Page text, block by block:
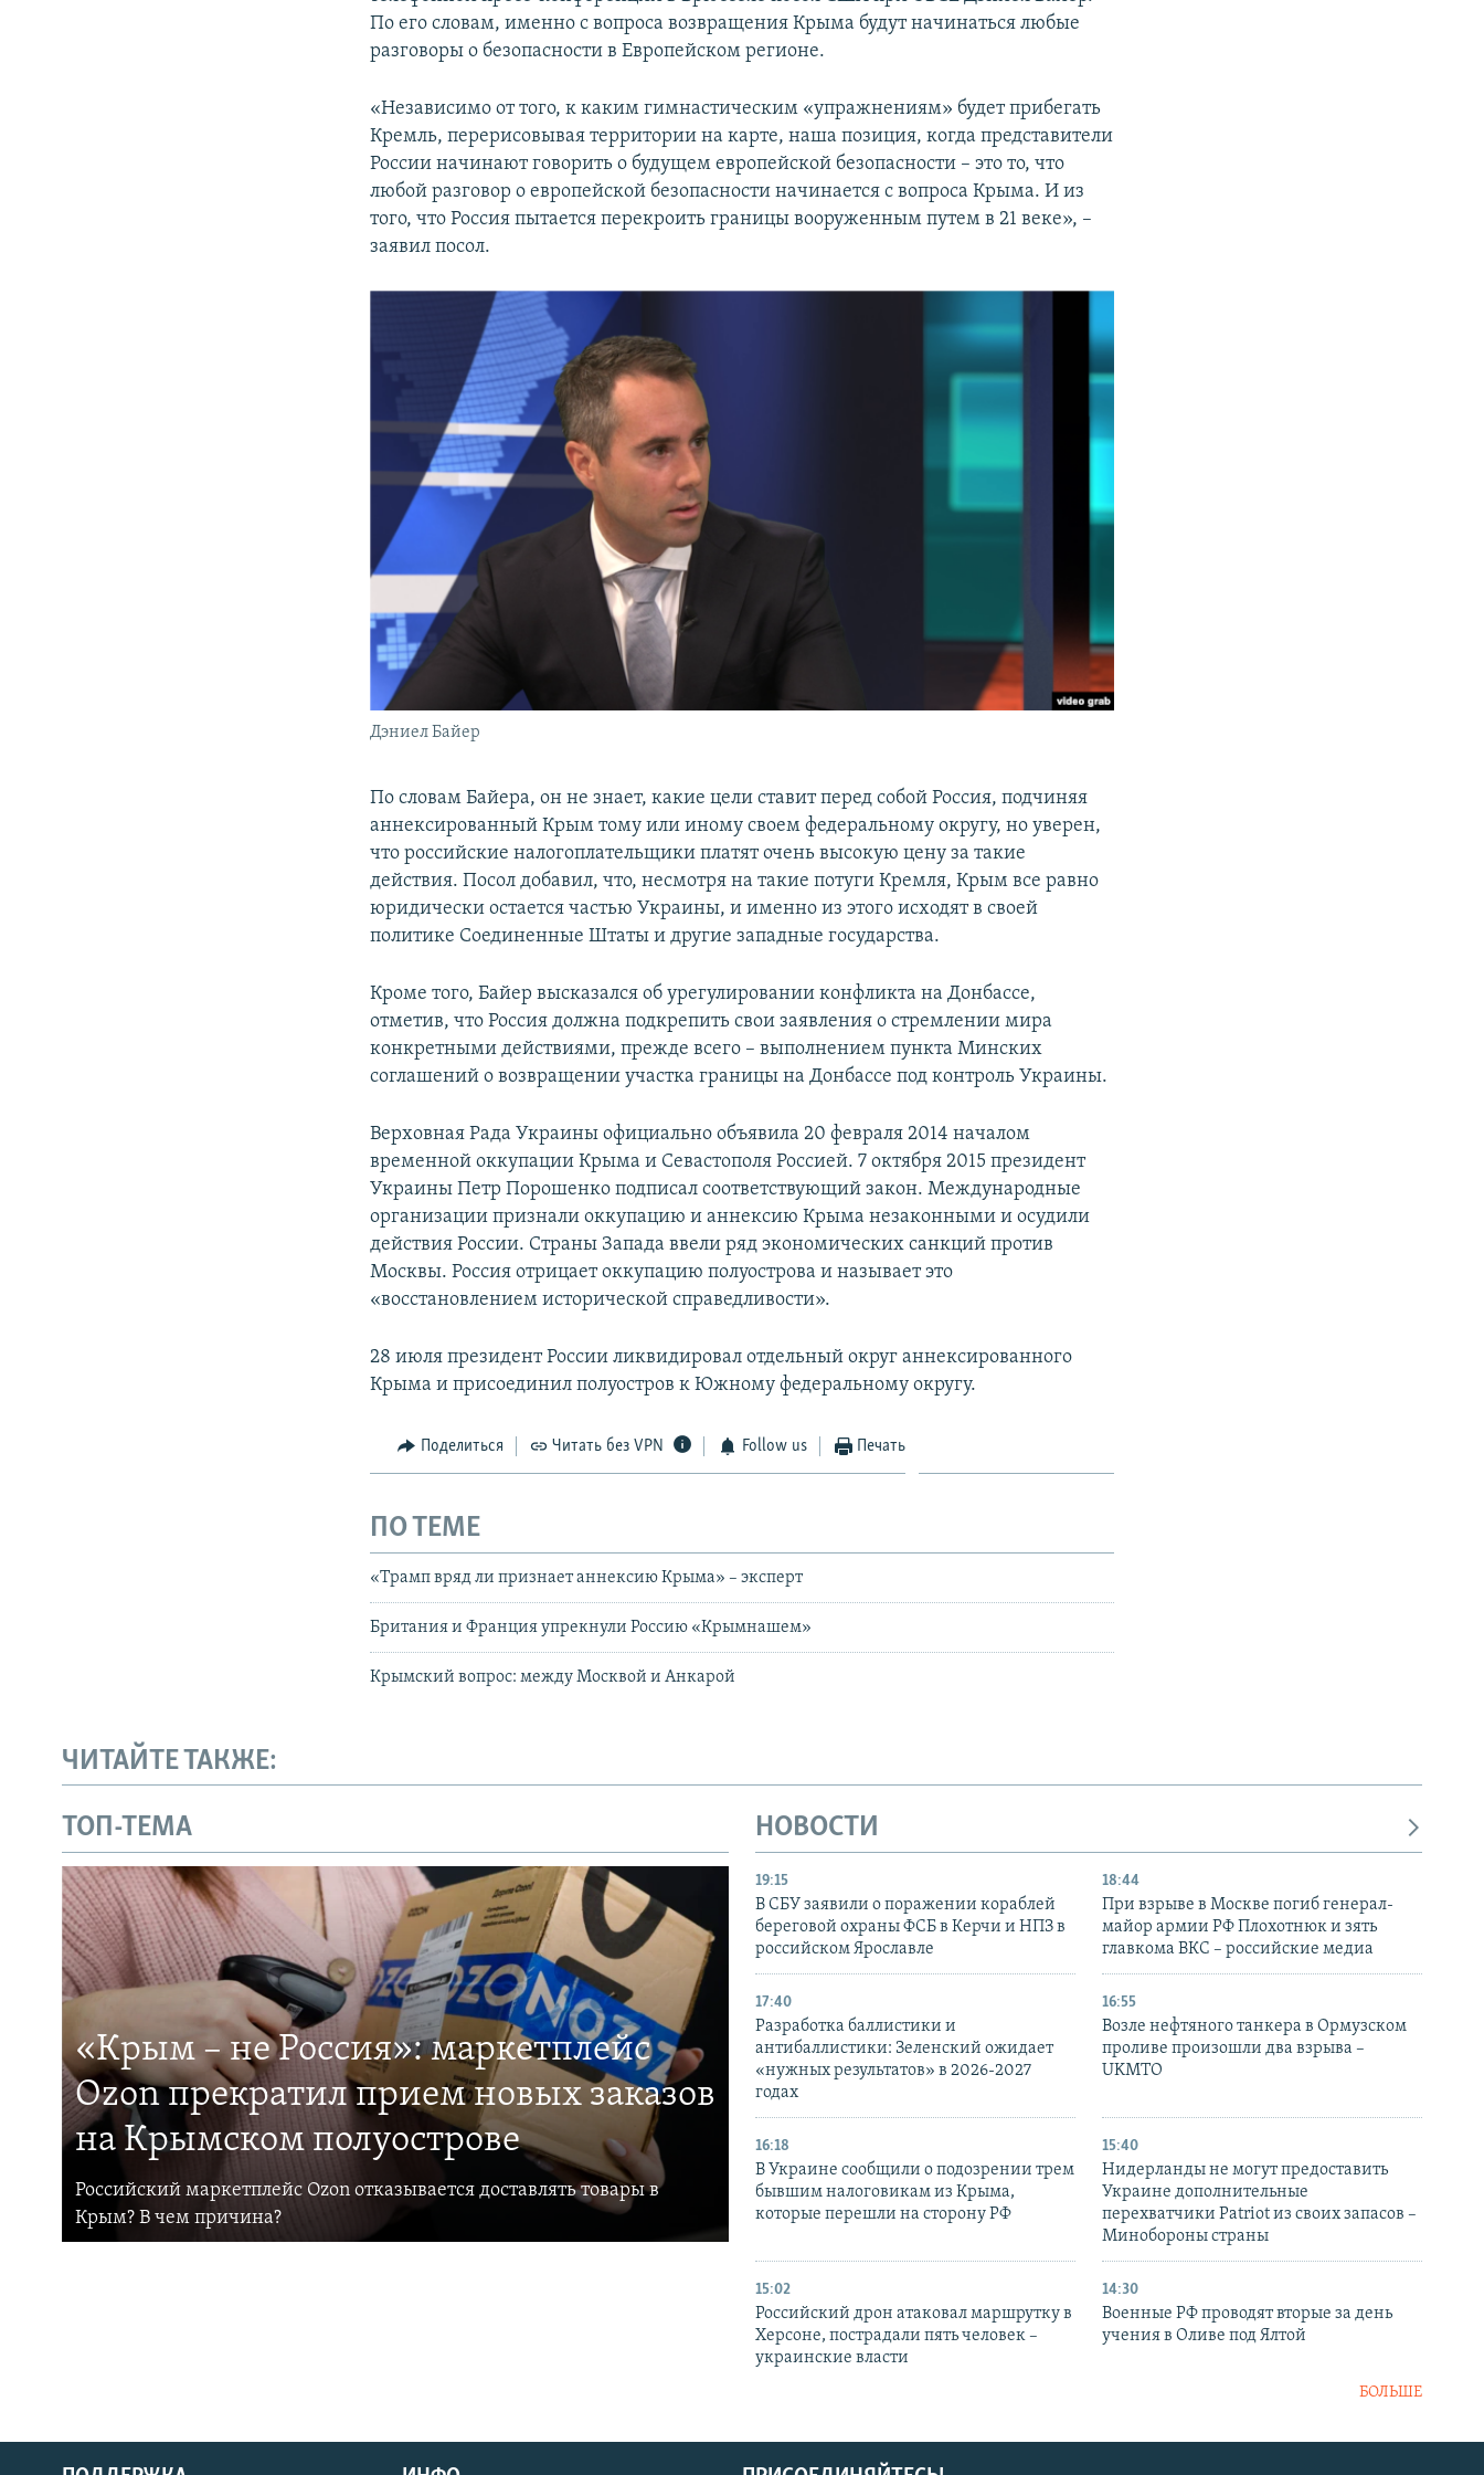
По его словам, именно с вопроса возвращения Крыма будут начинаться любые
разговоры о безопасности в Европейском регионе.
«Независимо от того, к каким гимнастическим «упражнениям» будет прибегать
Кремль, перерисовывая территории на карте, наша позиция, когда представители
России начинают говорить о будущем европейской безопасности – это то, что
любой разговор о европейской безопасности начинается с вопроса Крыма. И из
того, что Россия пытается перекроить границы вооруженным путем в 21 веке», –
заявил посол.
Дэниел Байер
По словам Байера, он не знает, какие цели ставит перед собой Россия, подчиняя
аннексированный Крым тому или иному своем федеральному округу, но уверен,
что российские налогоплательщики платят очень высокую цену за такие
действия. Посол добавил, что, несмотря на такие потуги Кремля, Крым все равно
юридически остается частью Украины, и именно из этого исходят в своей
политике Соединенные Штаты и другие западные государства.
Кроме того, Байер высказался об урегулировании конфликта на Донбассе,
отметив, что Россия должна подкрепить свои заявления о стремлении мира
конкретными действиями, прежде всего – выполнением пункта Минских
соглашений о возвращении участка границы на Донбассе под контроль Украины.
Верховная Рада Украины официально объявила 20 февраля 2014 началом
временной оккупации Крыма и Севастополя Россией. 7 октября 2015 президент
Украины Петр Порошенко подписал соответствующий закон. Международные
организации признали оккупацию и аннексию Крыма незаконными и осудили
действия России. Страны Запада ввели ряд экономических санкций против
Москвы. Россия отрицает оккупацию полуострова и называет это
«восстановлением исторической справедливости».
28 июля президент России ликвидировал отдельный округ аннексированного
Крыма и присоединил полуостров к Южному федеральному округу.
Поделиться Читать без VPN Follow us Печать
ПО ТЕМЕ
«Трамп вряд ли признает аннексию Крыма» – эксперт
Британия и Франция упрекнули Россию «Крымнашем»
Крымский вопрос: между Москвой и Анкарой
ЧИТАЙТЕ ТАКЖЕ:
ТОП-ТЕМА
«Крым – не Россия»: маркетплейс
Ozon прекратил прием новых заказов
на Крымском полуострове
Российский маркетплейс Ozon отказывается доставлять товары в
Крым? В чем причина?
НОВОСТИ
19:15
В СБУ заявили о поражении кораблей
береговой охраны ФСБ в Керчи и НПЗ в
российском Ярославле
18:44
При взрыве в Москве погиб генерал-
майор армии РФ Плохотнюк и зять
главкома ВКС – российские медиа
17:40
Разработка баллистики и
антибаллистики: Зеленский ожидает
«нужных результатов» в 2026-2027
годах
16:55
Возле нефтяного танкера в Ормузском
проливе произошли два взрыва –
UKMTO
16:18
В Украине сообщили о подозрении трем
бывшим налоговикам из Крыма,
которые перешли на сторону РФ
15:40
Нидерланды не могут предоставить
Украине дополнительные
перехватчики Patriot из своих запасов –
Минобороны страны
15:02
Российский дрон атаковал маршрутку в
Херсоне, пострадали пять человек –
украинские власти
14:30
Военные РФ проводят вторые за день
учения в Оливе под Ялтой
БОЛЬШЕ